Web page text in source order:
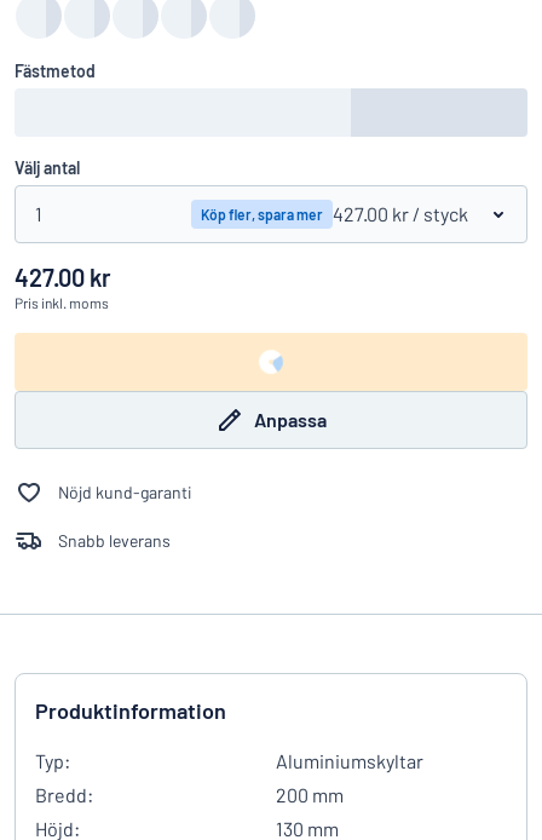
Fästmetod
Välj antal
1 Köp fler, spara mer 427.00 kr / styck
427.00 kr
Pris inkl. moms
Anpassa
Nöjd kund-garanti
Snabb leverans
Produktinformation
Typ:
Aluminiumskyltar
Bredd:
200 mm
Höjd:
130 mm